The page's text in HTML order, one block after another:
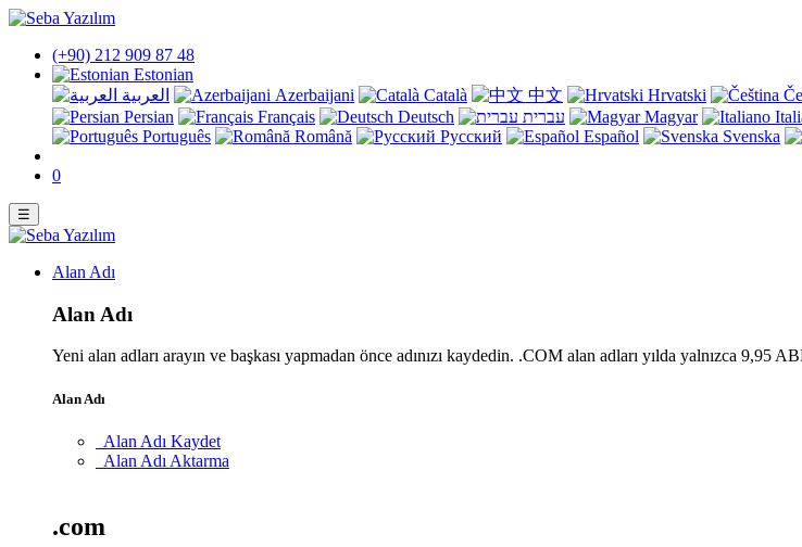
(+90) 212 909 87 48
Estonian
العربية
Azerbaijani Català 中文 Hrvatski
Persian
Français Deutsch עברית Magyar
Português
Română Русский Español Svenska
0
☰
Alan Adı
Alan Adı
Yeni alan adları arayın ve başkası yapmadan önce adınızı kaydedin. .COM alan adları yılda yalnızca
Alan Adı
Alan Adı Kaydet
Alan Adı Aktarma
.com